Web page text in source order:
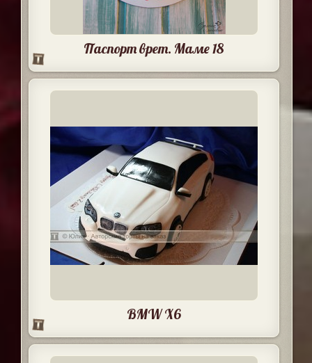
Паспорт врет. Маме 18
BMW X6